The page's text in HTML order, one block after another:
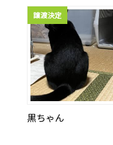
譲渡決定
黒ちゃん